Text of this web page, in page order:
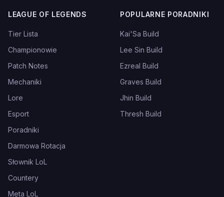
LEAGUE OF LEGENDS
Tier Lista
Championowie
Patch Notes
Mechaniki
Lore
Esport
Poradniki
Darmowa Rotacja
Słownik LoL
Countery
Meta LoL
POPULARNE PORADNIKI
Kai'Sa Build
Lee Sin Build
Ezreal Build
Graves Build
Jhin Build
Thresh Build